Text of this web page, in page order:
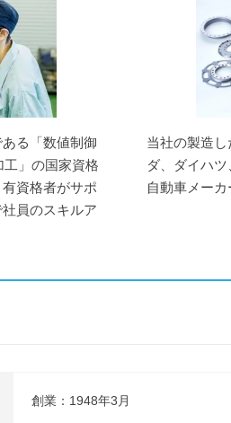
る「数値制御
」の国家資格
資格者がサポ
員のスキルア
当社の製造
ダ、ダイハ
自動車メーカ
創業：1948年3月